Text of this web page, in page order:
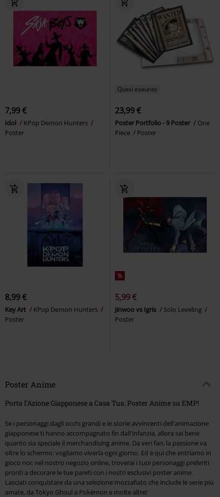
7,99 €
Idol
KPop Demon Hunters
Poster
Quasi esaurito
23,99 €
Poster Portfolio - 9 Poster
One
Piece
Poster
8,99 €
Key Art
KPop Demon Hunters
Poster
%
5,99 €
Jinwoo vs Igris
Solo Leveling
Poster
Poster Anime
Porta l'Azione Giapponese a Casa Tua: Poster Anime su EMP!
Se i personaggi dagli occhi grandi e le storie avvincenti dell'animazione
giapponese ti hanno accompagnato fin dall'infanzia, allora sai bene
quanto sia speciale il merchandising anime. Da veri fan, la passione va
oltre lo schermo: vogliamo viverla ogni giorno. Ed è qui che entriamo in
gioco noi: nel nostro negozio online, troverai i tuoi personaggi preferiti
pronti a decorare le tue pareti con i nostri esclusivi poster anime.
Lasciati conquistare da una selezione mozzafiato che include le serie più
amate, da Tokyo Ghoul a Pokémon e molte altre!